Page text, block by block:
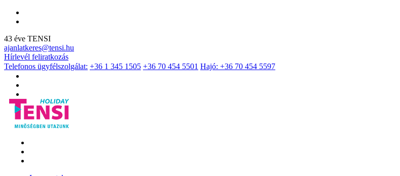
43 éve TENSI
ajanlatkeres@tensi.hu
Hírlevél feliratkozás
Telefonos ügyfélszolgálat: +36 1 345 1505 +36 70 454 5501 Hajó: +36 70 454 5597